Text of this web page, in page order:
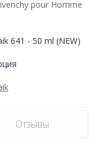
pour Homme
641 - 50 ml (NEW)
Отзывы